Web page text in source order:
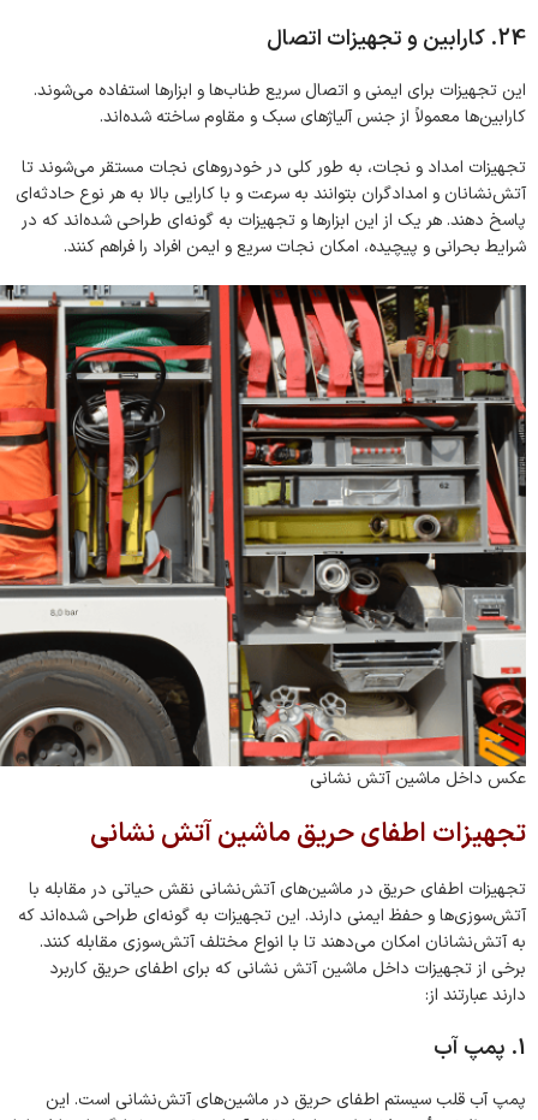
24. کارابین و تجهیزات اتصال
این تجهیزات برای ایمنی و اتصال سریع طناب‌ها و ابزارها استفاده می‌شوند.
کارابین‌ها معمولاً از جنس آلیاژهای سبک و مقاوم ساخته شده‌اند.
تجهیزات امداد و نجات، به طور کلی در خودروهای نجات مستقر می‌شوند تا
آتش‌نشانان و امدادگران بتوانند به سرعت و با کارایی بالا به هر نوع حادثه‌ای
پاسخ دهند. هر یک از این ابزارها و تجهیزات به گونه‌ای طراحی شده‌اند که در
شرایط بحرانی و پیچیده، امکان نجات سریع و ایمن افراد را فراهم کنند.
عکس داخل ماشین آتش نشانی
تجهیزات اطفای حریق ماشین آتش نشانی
تجهیزات اطفای حریق در ماشین‌های آتش‌نشانی نقش حیاتی در مقابله با
آتش‌سوزی‌ها و حفظ ایمنی دارند. این تجهیزات به گونه‌ای طراحی شده‌اند که
به آتش‌نشانان امکان می‌دهند تا با انواع مختلف آتش‌سوزی مقابله کنند.
برخی از تجهیزات داخل ماشین آتش‌ نشانی که برای اطفای حریق کاربرد
دارند عبارتند از:
1. پمپ آب
پمپ آب قلب سیستم اطفای حریق در ماشین‌های آتش‌نشانی است. این